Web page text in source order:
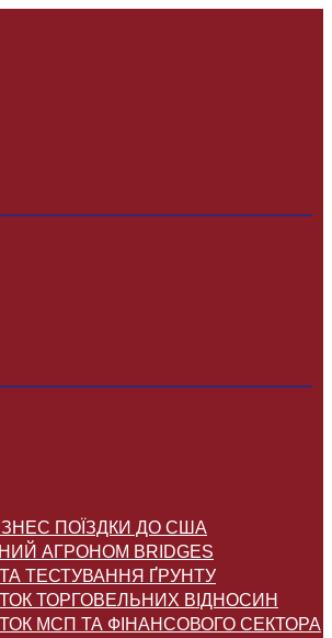
ПОЇЗДКИ ДО США
АГРОНОМ BRIDGES
ТА ТЕСТУВАННЯ ҐРУНТУ
ТОРГОВЕЛЬНИХ ВІДНОСИН
МСП ТА ФІНАНСОВОГО СЕКТОРА